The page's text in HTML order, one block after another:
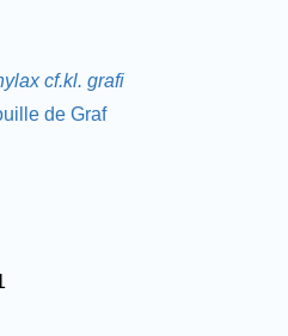
cf.kl. grafi
de Graf